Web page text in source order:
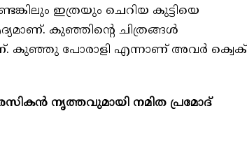
ഇത്രയും ചെറിയ കുട്ടിയെ
കുഞ്ഞിന്റെ ചിത്രങ്ങൾ
കുഞ്ഞു പോരാളി എന്നാണ് അവർ ക്വെക്
രസികൻ നൃത്തവുമായി നമിത പ്രമോദ്